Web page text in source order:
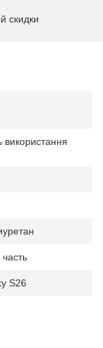
скидки
використання
S26